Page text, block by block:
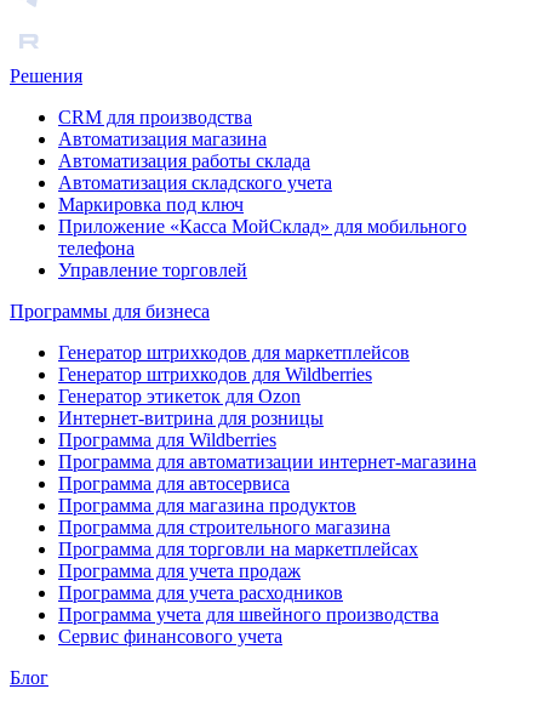
Решения
CRM для производства
Автоматизация магазина
Автоматизация работы склада
Автоматизация складского учета
Маркировка под ключ
Приложение «Касса МойСклад» для мобильного
телефона
Управление торговлей
Программы для бизнеса
Генератор штрихкодов для маркетплейсов
Генератор штрихкодов для Wildberries
Генератор этикеток для Ozon
Интернет-витрина для розницы
Программа для Wildberries
Программа для автоматизации интернет-магазина
Программа для автосервиса
Программа для магазина продуктов
Программа для строительного магазина
Программа для торговли на маркетплейсах
Программа для учета продаж
Программа для учета расходников
Программа учета для швейного производства
Сервис финансового учета
Блог